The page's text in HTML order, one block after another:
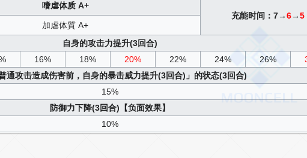
嗜虐体质 A+
充能时间：7→6→5
加虐体質 A+
自身的攻击力提升(3回合)
16% 18% 20% 22% 24% 26%
通攻击造成伤害前，自身的暴击威力提升(3回合)」的状态(3回合)
15%
防御力下降(3回合)【负面效果】
10%